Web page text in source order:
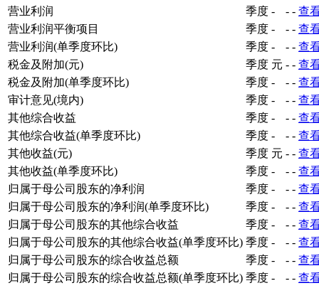
营业利润
季度 - - - 查
营业利润平衡项目
季度 - - - 查
营业利润(单季度环比)
季度 - - - 查
税金及附加(元)
季度 元 - - 查
税金及附加(单季度环比)
季度 - - - 查
审计意见(境内)
季度 - - - 查
其他综合收益
季度 - - - 查
其他综合收益(单季度环比)
季度 - - - 查
其他收益(元)
季度 元 - - 查
其他收益(单季度环比)
季度 - - - 查
归属于母公司股东的净利润
季度 - - - 查
归属于母公司股东的净利润(单季度环比)
季度 - - - 查
归属于母公司股东的其他综合收益
季度 - - - 查
归属于母公司股东的其他综合收益(单季度环比) 季度 - - - 查
归属于母公司股东的综合收益总额
季度 - - - 查
归属于母公司股东的综合收益总额(单季度环比) 季度 - - - 查